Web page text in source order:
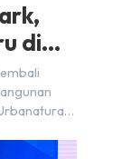
di